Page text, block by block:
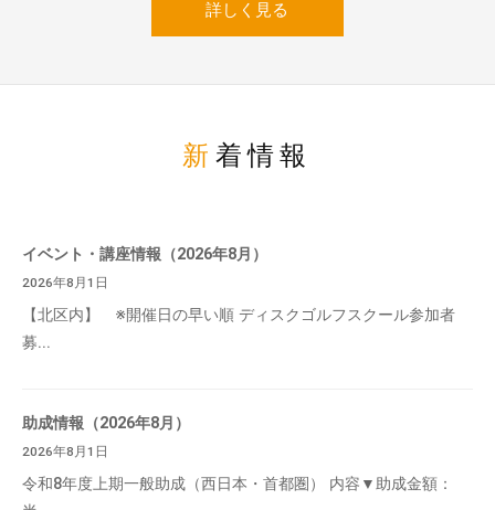
詳しく見る
新着情報
イベント・講座情報（2026年8月）
2026年8月1日
【北区内】 ※開催日の早い順 ディスクゴルフスクール参加者
募...
助成情報（2026年8月）
2026年8月1日
令和8年度上期一般助成（西日本・首都圏） 内容▼助成金額：